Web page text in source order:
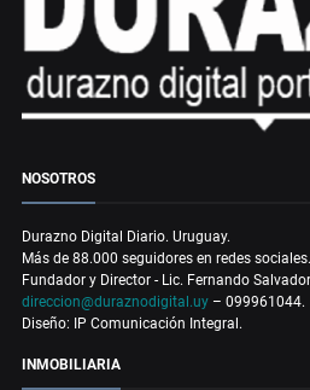
NOSOTROS
Durazno Digital Diario. Uruguay.
Más de 88.000 seguidores en redes sociales.
Fundador y Director - Lic. Fernando
direccion@duraznodigital.uy – 099961044.
Diseño: IP Comunicación Integral.
INMOBILIARIA